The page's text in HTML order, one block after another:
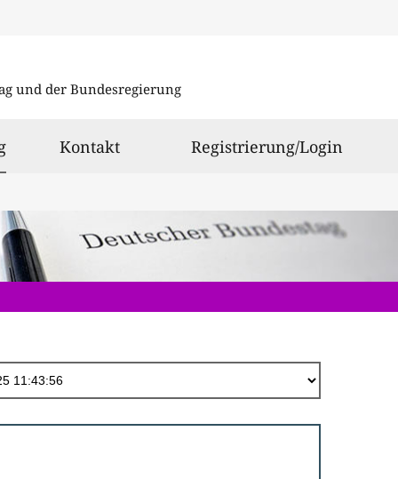
und der Bundesregierung
ausgewählt
Kontakt Registrierung/Login